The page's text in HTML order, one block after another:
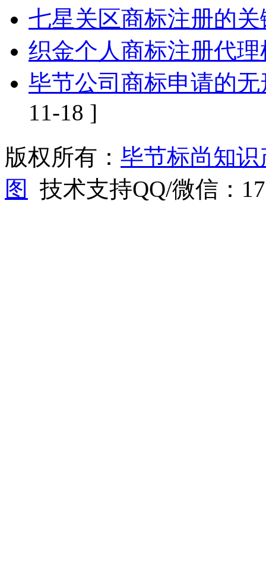
七星关区商标注册的
织金个人商标注册代
毕节公司商标申请的
11-18 ]
版权所有： 毕节标尚知
图
技术支持QQ/微信：